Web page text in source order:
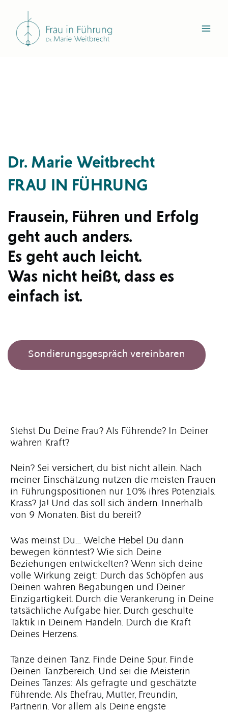
springen
Dr. Marie Weitbrecht
FRAU IN FÜHRUNG
Frausein, Führen und Erfolg
geht auch anders.
Es geht auch leicht.
Was nicht heißt, dass es
einfach ist.
Sondierungsgespräch vereinbaren
Stehst Du Deine Frau? Als Führende? In Deiner
wahren Kraft?
Nein? Sei versichert, du bist nicht allein. Nach
meiner Einschätzung nutzen die meisten Frauen
in Führungspositionen nur 10% ihres Potenzials.
Krass? Ja! Und das soll sich ändern. Innerhalb
von 9 Monaten. Bist du bereit?
Was meinst Du… Welche Hebel Du dann
bewegen könntest? Wie sich Deine
Beziehungen entwickelten? Wenn sich deine
volle Wirkung zeigt: Durch das Schöpfen aus
Deinen wahren Begabungen und Deiner
Einzigartigkeit. Durch die Verankerung in Deine
tatsächliche Aufgabe hier. Durch geschulte
Taktik in Deinem Handeln. Durch die Kraft
Deines Herzens.
Tanze deinen Tanz. Finde Deine Spur. Finde
Deinen Tanzbereich. Und sei die Meisterin
Deines Tanzes: Als gefragte und geschätzte
Führende. Als Ehefrau, Mutter, Freundin,
Partnerin. Vor allem als Deine engste